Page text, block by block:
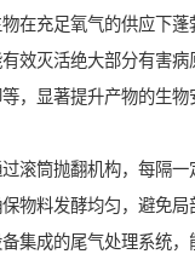
在充足氧气的供应下蓬
效灭活绝大部分有害
，显著提升产物的生物
滚筒抛翻机构，每隔一
物料发酵均匀，避免局
集成的尾气处理系统，